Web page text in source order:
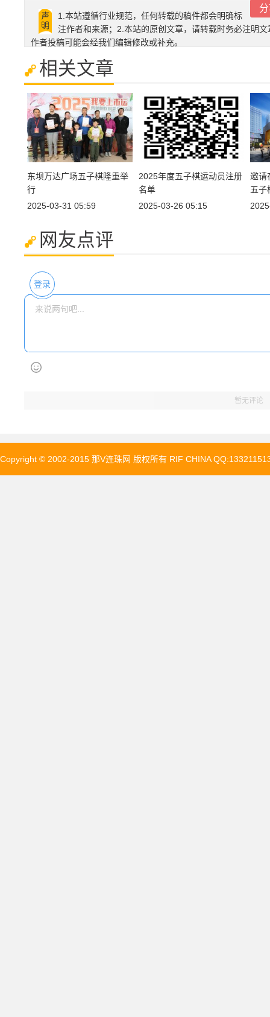
1.本站遵循行业规范，任何转载的稿件都会明确标
注作者和来源；2.本站的原创文章，请转载时务必注明
作者投稿可能会经我们编辑修改或补充。
相关文章
东坝万达广场五子棋隆重举
行
2025-03-31 05:59
2025年度五子棋运动员注册
名单
2025-03-26 05:15
邀请
五子
网友点评
登录
暂无评论
Copyright © 2002-2015 那V连珠网 版权所有 RIF CHINA